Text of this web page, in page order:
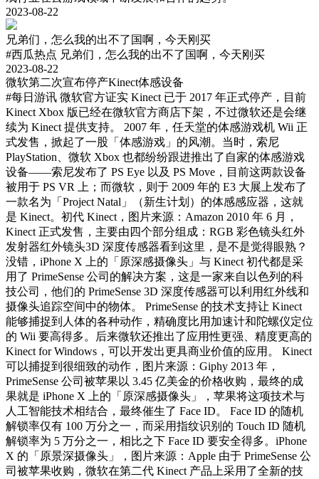
2023-08-22
兄弟们，怎么我的出不了国啊，今天刚买
#西瓜热点 兄弟们，怎么我的出不了国啊，今天刚买
2023-08-22
微软第二次宣布停产Kinect体感设备
#每日游讯 微软官方证实 Kinect 已于 2017 年正式停产，目前
Kinect Xbox 版已经在微软官方商店下架，不过微软还是会继
续为 Kinect 提供支持。 2007 年，任天堂的体感游戏机 Wii 正
式发售，掀起了一股「体感游戏」的风潮。当时，索尼
PlayStation、微软 Xbox 也都纷纷跟进推出了自家的体感游戏
设备——索尼发布了 PS Eye 以及 PS Move，目前这两款设备
被用于 PS VR 上；而微软，则于 2009 年的 E3 大展上发布了
一款名为「Project Natal」（新生计划）的体感感应器，这就
是 Kinect。初代 Kinect，图片来源：Amazon 2010 年 6 月，
Kinect 正式发售，主要由四个部分组成：RGB 彩色镜头红外
发射器红外镜头3D 深度传感器看到这里，是不是觉得眼熟？
没错，iPhone X 上的「原深感摄像头」与 Kinect 初代都是采
用了 PrimeSense 公司的解决方案，这是一家来自以色列的科
技公司，他们的 PrimeSense 3D 深度传感器可以利用红外线和
摄像头追踪空间中的物体。 PrimeSense 的技术支持让 Kinect
能够捕捉到人体的各种动作，精确度比用加速计和陀螺仪定位
的 Wii 要高得多。后来微软还推出了应用性更强、精度更高的
Kinect for Windows，可以开发出更具商业价值的应用。 Kinect
可以捕捉到很细致的动作，图片来源：Giphy 2013 年，
PrimeSense 公司被苹果以 3.45 亿美金的价格收购，最终的成
果就是 iPhone X 上的「原深感摄像头」，苹果将这项技术与
人工智能技术相结合，最终催生了 Face ID。 Face ID 的随机
解锁率仅有 100 万分之一，而采用指纹识别的 Touch ID 随机
解锁率为 5 万分之一，相比之下 Face ID 要安全得多。iPhone
X 的「原景深摄像头」，图片来源：Apple 由于 PrimeSense 公
司被苹果收购，微软在第二代 Kinect 产品上采用了全新的技